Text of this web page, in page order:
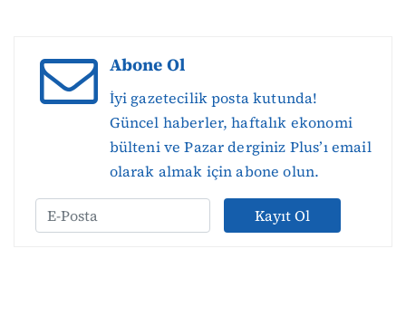
Abone Ol
İyi gazetecilik posta kutunda!
Güncel haberler, haftalık ekonomi
bülteni ve Pazar derginiz Plus’ı email
olarak almak için abone olun.
Kayıt Ol